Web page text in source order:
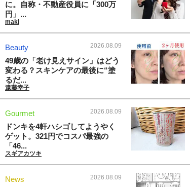
に。自称・不動産役員に「300万
円」...
maki
Beauty 2026.08.09
49歳の「老け見えサイン」はどう
変わる？スキンケアの最後に“塗
るだ...
遠藤幸子
Gourmet 2026.08.09
ドンキを4軒ハシゴしてようやく
ゲット。321円でコスパ最強の
「46...
スギアカツキ
News 2026.08.09